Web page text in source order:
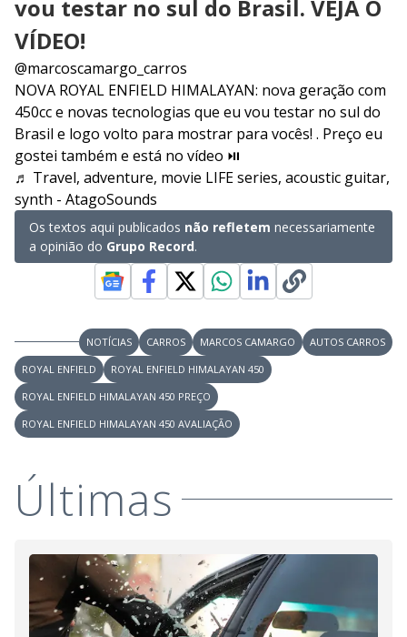
vou testar no sul do Brasil. VEJA O
VÍDEO!
@marcoscamargo_carros
NOVA ROYAL ENFIELD HIMALAYAN: nova geração com
450cc e novas tecnologias que eu vou testar no sul do
Brasil e logo volto para mostrar para vocês! . Preço eu
gostei também e está no vídeo ⏯️
♬ Travel, adventure, movie LIFE series, acoustic guitar,
synth - AtagoSounds
Os textos aqui publicados não refletem necessariamente
a opinião do Grupo Record.
NOTÍCIAS CARROS MARCOS CAMARGO
AUTOS CARROS
ROYAL ENFIELD
ROYAL ENFIELD HIMALAYAN 450
ROYAL ENFIELD HIMALAYAN 450 PREÇO
ROYAL ENFIELD HIMALAYAN 450 AVALIAÇÃO
Últimas